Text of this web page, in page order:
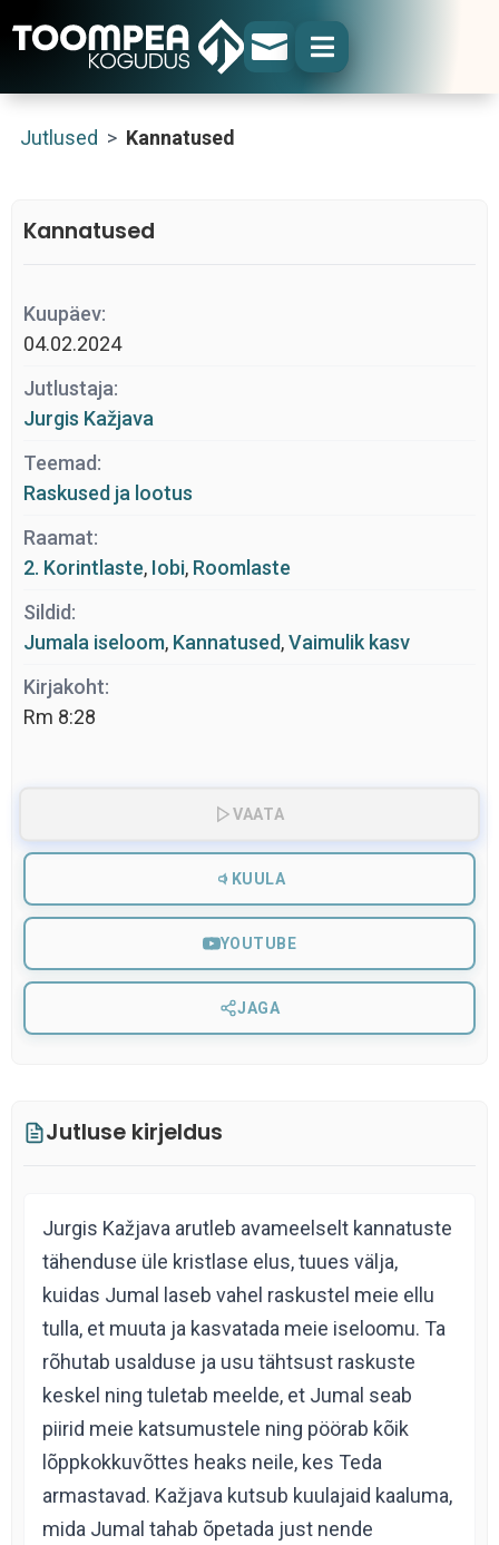
 
Jutlused > Kannatused
Kannatused
Kuupäev:
04.02.2024
Jutlustaja:
Jurgis Kažjava
Teemad:
Raskused ja lootus
Raamat:
2. Korintlaste, Iobi, Roomlaste
Sildid:
Jumala iseloom, Kannatused,Vaimulik kasv
Kirjakoht:
Rm 8:28
VAATA
KUULA
YOUTUBE
JAGA
Jutluse kirjeldus
Jurgis Kažjava arutleb avameelselt kannatuste
tähenduse üle kristlase elus, tuues välja,
kuidas Jumal laseb vahel raskustel meie ellu
tulla, et muuta ja kasvatada meie iseloomu. Ta
rõhutab usalduse ja usu tähtsust raskuste
keskel ning tuletab meelde, et Jumal seab
piirid meie katsumustele ning pöörab kõik
lõppkokkuvõttes heaks neile, kes Teda
armastavad. Kažjava kutsub kuulajaid kaaluma,
mida Jumal tahab õpetada just nende